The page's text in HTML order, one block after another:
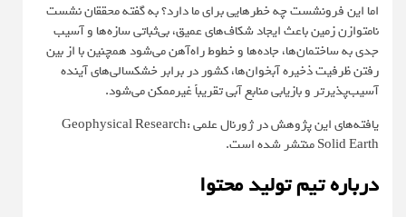
اما این فرونشست چه خطرهایی برای ما دارد؟ به گفته محققان نشست
نامتوازن زمین باعث ایجاد شکاف‌های عمیق، بی‌ثباتی سازه‌ها و آسیب
جدی به ساختمان‌ها، جاده‌ها و خطوط راه‌آهن می‌شود همچنین با از بین
رفتن ظرفیت ذخیره آبخوان‌ها، کشور در برابر خشکسالی‌های آینده
آسیب‌پذیرتر و بازیابی منابع آبی تقریباً غیرممکن می‌شود.
یافته‌های این پژوهش در ژورنال علمیGeophysical Research:
Solid Earthمنتشر شده است.
درباره تیم تولید محتوا